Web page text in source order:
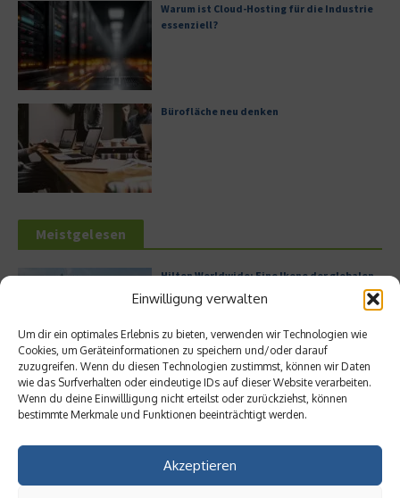
Einwilligung verwalten
Um dir ein optimales Erlebnis zu bieten, verwenden wir Technologien wie
Cookies, um Geräteinformationen zu speichern und/oder darauf
zuzugreifen. Wenn du diesen Technologien zustimmst, können wir Daten
wie das Surfverhalten oder eindeutige IDs auf dieser Website verarbeiten.
Wenn du deine Einwillligung nicht erteilst oder zurückziehst, können
bestimmte Merkmale und Funktionen beeinträchtigt werden.
Akzeptieren
Warum ist Cloud-Hosting für die Industrie
essenziell?
Bürofläche neu denken
Meistgelesen
Hilton Worldwide: Eine Ikone der globalen
Hotellerie im Wandel der Zeit
Leitfaden zur Eröffnung eines
Geschäftskontos für kleine Unternehmen